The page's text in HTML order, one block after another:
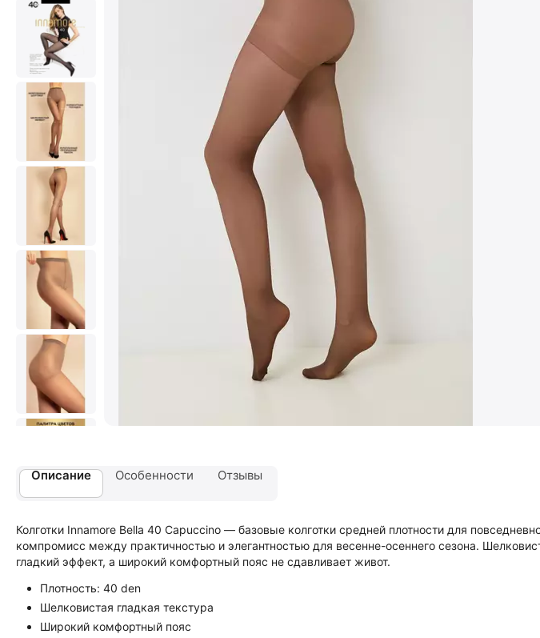
Описание Особенности Отзывы
Колготки Innamore Bella 40 Capuccino — базовые колготки средней плотности для
компромисс между практичностью и элегантностью для весенне-осеннего сезона.
гладкий эффект, а широкий комфортный пояс не сдавливает живот.
Плотность: 40 den
Шелковистая гладкая текстура
Широкий комфортный пояс